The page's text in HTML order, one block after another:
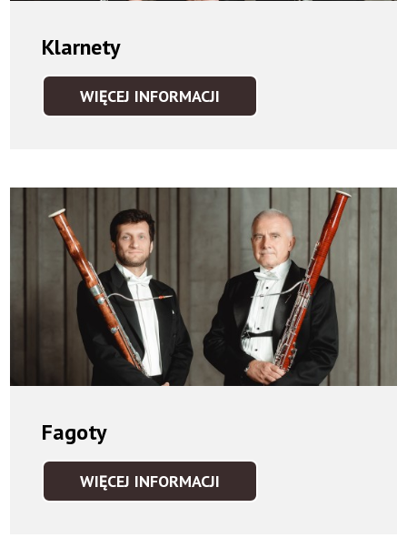
Klarnety
WIĘCEJ INFORMACJI
KLARNETY
Fagoty
WIĘCEJ INFORMACJI
FAGOTY